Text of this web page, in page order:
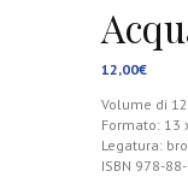
12,00€
Volume di
Formato: 13
Legatura:
ISBN 978-